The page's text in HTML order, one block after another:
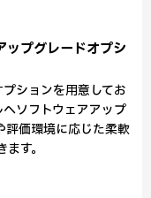
プグレードオプシ
ションを用意してお
ソフトウェアアップ
評価環境に応じた柔軟
す。